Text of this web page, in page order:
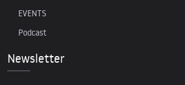
EVENTS
Podcast
Newsletter